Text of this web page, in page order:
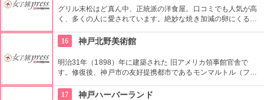
グリル末松はど真ん中、正統派の洋食屋。口コミでも人気が高
く、多くの人に愛されています。絶妙な焼き加減の卵にくるま
満足感あり。シェフの創作料理は面白いメニューがそろってい
ます。
16 神戸北野美術館
明治31年（1898）年に建築された 旧アメリカ領事館官舎で
す。修復後、神戸市の友好提携都市であるモンマルトル（フラ
として、1996年にオープンしました。
17 神戸ハーバーランド